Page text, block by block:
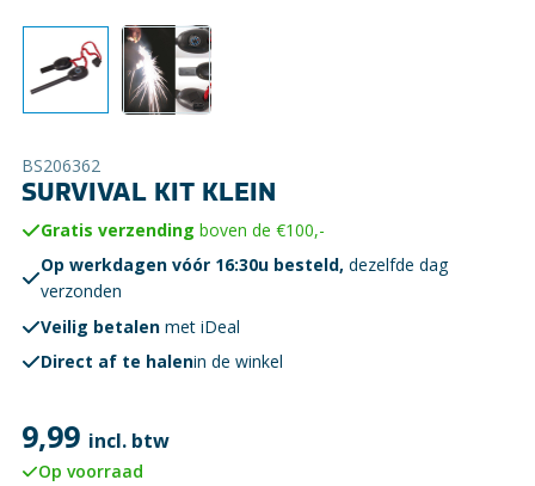
BS206362
SURVIVAL KIT KLEIN
Gratis verzending boven de €100,-
Op werkdagen vóór 16:30u besteld, dezelfde dag
verzonden
Veilig betalen met iDeal
Direct af te halenin de winkel
9,99 incl. btw
Op voorraad